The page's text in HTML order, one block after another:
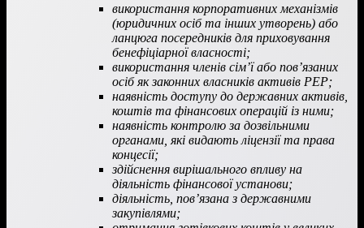
використання корпоративних механізмів
(юридичних осіб та інших утворень) або
ланцюга посередників для приховування
бенефіціарної власності;
використання членів сім’ї або пов’язаних
осіб як законних власників активів PEP;
наявність доступу до державних активів,
коштів та фінансових операцій із ними;
наявність контролю за дозвільними
органами, які видають ліцензії та права
концесії;
здійснення вирішального впливу на
діяльність фінансової установи;
діяльність, пов’язана з державними
закупівлями;